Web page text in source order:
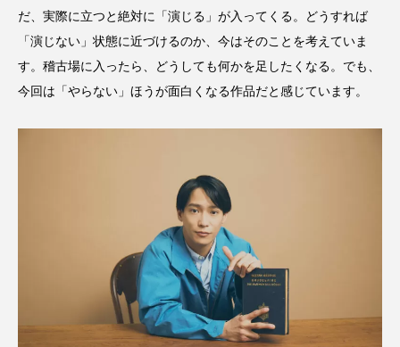
だ、実際に立つと絶対に「演じる」が入ってくる。どうすれば
「演じない」状態に近づけるのか、今はそのことを考えていま
す。稽古場に入ったら、どうしても何かを足したくなる。でも、
今回は「やらない」ほうが面白くなる作品だと感じています。